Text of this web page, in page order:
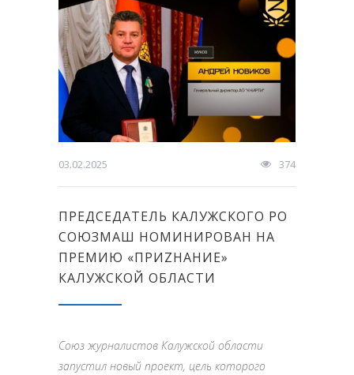
03.02.2025 374
ПРЕДСЕДАТЕЛЬ КАЛУЖСКОГО РО
СОЮЗМАШ НОМИНИРОВАН НА
ПРЕМИЮ «ПРИZНАНИЕ»
КАЛУЖСКОЙ ОБЛАСТИ
Союз журналистов Калужской области
запустил новый проект, цель которого